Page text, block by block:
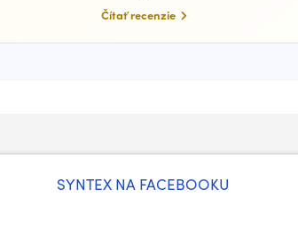
Čítať recenzie
SYNTEX NA FACEBOOKU